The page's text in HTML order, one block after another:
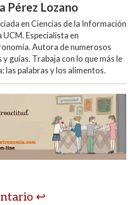
Pérez Lozano
en Ciencias de la Información
UCM. Especialista en
Autora de numerosos
y guías. Trabaja con lo que más le
las palabras y los alimentos.